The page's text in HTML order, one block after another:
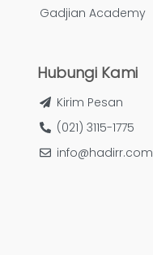
Gadjian Academy
Hubungi Kami
Kirim Pesan
(021) 3115-1775
info@hadirr.com